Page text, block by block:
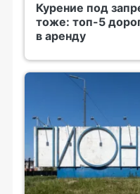
Курение под
тоже: топ-5
в аренду